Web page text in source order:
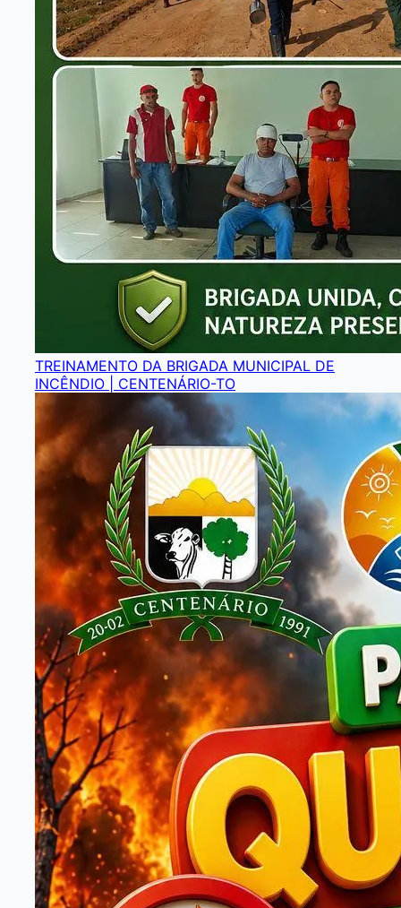
TREINAMENTO DA BRIGADA MUNICIPAL DE
INCÊNDIO | CENTENÁRIO-TO